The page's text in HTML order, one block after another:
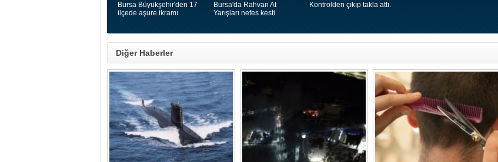
Bursa Büyükşehir'den 17
ilçede aşure ikramı
Bursa'da Rahvan At
Yarışları nefes kesti
Kontrolden çıkıp takla attı.
Diğer Haberler